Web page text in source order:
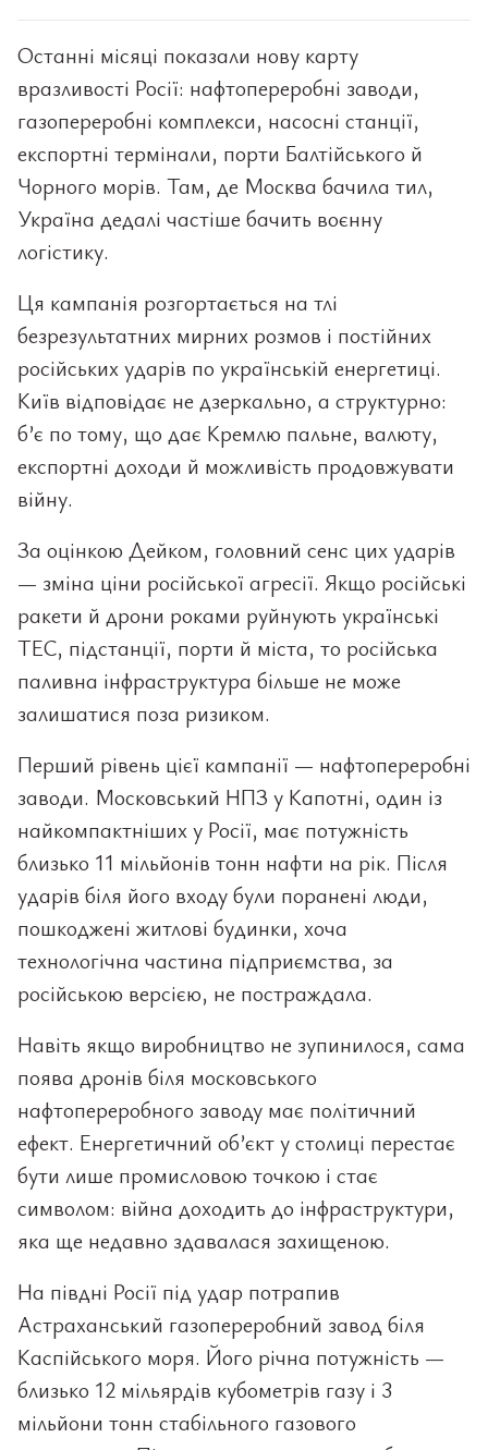
Останні місяці показали нову карту
вразливості Росії: нафтопереробні заводи,
газопереробні комплекси, насосні станції,
експортні термінали, порти Балтійського й
Чорного морів. Там, де Москва бачила тил,
Україна дедалі частіше бачить воєнну
логістику.
Ця кампанія розгортається на тлі
безрезультатних мирних розмов і постійних
російських ударів по українській енергетиці.
Київ відповідає не дзеркально, а структурно:
б’є по тому, що дає Кремлю пальне, валюту,
експортні доходи й можливість продовжувати
війну.
За оцінкою Дейком, головний сенс цих ударів
— зміна ціни російської агресії. Якщо російські
ракети й дрони роками руйнують українські
ТЕС, підстанції, порти й міста, то російська
паливна інфраструктура більше не може
залишатися поза ризиком.
Перший рівень цієї кампанії — нафтопереробні
заводи. Московський НПЗ у Капотні, один із
найкомпактніших у Росії, має потужність
близько 11 мільйонів тонн нафти на рік. Після
ударів біля його входу були поранені люди,
пошкоджені житлові будинки, хоча
технологічна частина підприємства, за
російською версією, не постраждала.
Навіть якщо виробництво не зупинилося, сама
поява дронів біля московського
нафтопереробного заводу має політичний
ефект. Енергетичний об’єкт у столиці перестає
бути лише промисловою точкою і стає
символом: війна доходить до інфраструктури,
яка ще недавно здавалася захищеною.
На півдні Росії під удар потрапив
Астраханський газопереробний завод біля
Каспійського моря. Його річна потужність —
близько 12 мільярдів кубометрів газу і 3
мільйони тонн стабільного газового